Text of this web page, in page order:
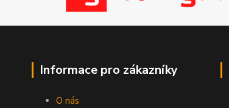
Informace pro zákazníky
O nás